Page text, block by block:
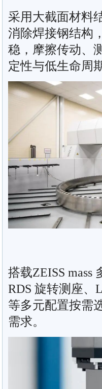
采用大截面材料
消除焊接钢结构
稳，摩擦传动、
定性与低生命周
搭载ZEISS mass
RDS 旋转测座、
等多元配置按需
需求。